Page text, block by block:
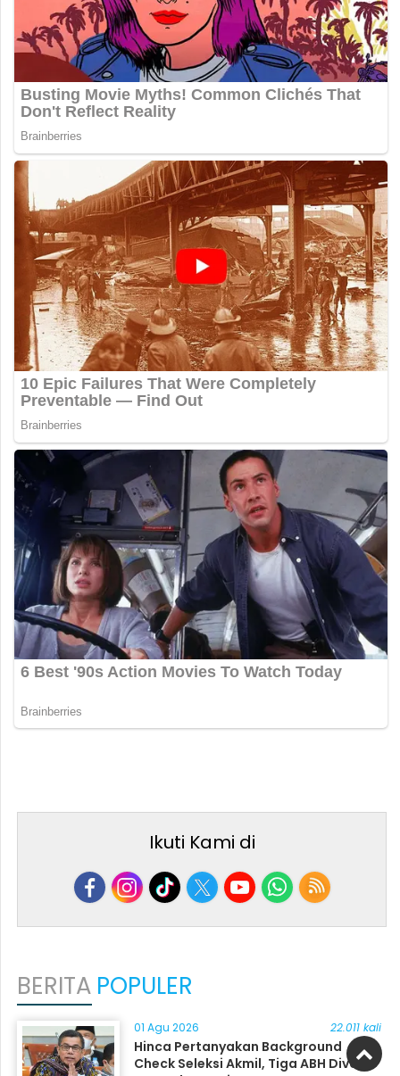
Ikuti Kami di
BERITA POPULER
01 Agu 2026 22.011 kali
Hinca Pertanyakan Background
Check Seleksi Akmil, Tiga ABH Divonis